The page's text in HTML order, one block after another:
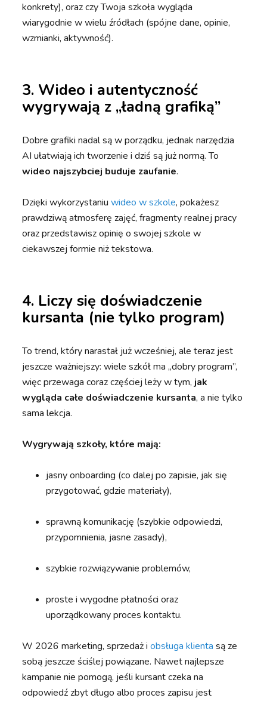
konkrety), oraz czy Twoja szkoła wygląda
wiarygodnie w wielu źródłach (spójne dane, opinie,
wzmianki, aktywność).
3. Wideo i autentyczność
wygrywają z „ładną grafiką”
Dobre grafiki nadal są w porządku, jednak narzędzia
AI ułatwiają ich tworzenie i dziś są już normą. To
wideo najszybciej buduje zaufanie.
Dzięki wykorzystaniuwideo w szkole, pokażesz
prawdziwą atmosferę zajęć, fragmenty realnej pracy
oraz przedstawisz opinię o swojej szkole w
ciekawszej formie niż tekstowa.
4. Liczy się doświadczenie
kursanta (nie tylko program)
To trend, który narastał już wcześniej, ale teraz jest
jeszcze ważniejszy: wiele szkół ma „dobry program”,
więc przewaga coraz częściej leży w tym, jak
wygląda całe doświadczenie kursanta, a nie tylko
sama lekcja.
Wygrywają szkoły, które mają:
jasny onboarding (co dalej po zapisie, jak się
przygotować, gdzie materiały),
sprawną komunikację (szybkie odpowiedzi,
przypomnienia, jasne zasady),
szybkie rozwiązywanie problemów,
proste i wygodne płatności oraz
uporządkowany proces kontaktu.
W 2026 marketing, sprzedaż iobsługa klienta są ze
sobą jeszcze ściślej powiązane. Nawet najlepsze
kampanie nie pomogą, jeśli kursant czeka na
odpowiedź zbyt długo albo proces zapisu jest